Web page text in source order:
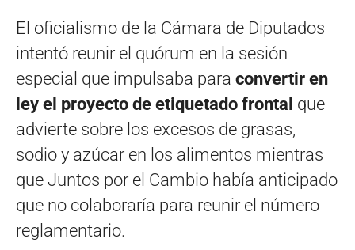
El oficialismo de la Cámara de Diputados
intentó reunir el quórum en la sesión
especial que impulsaba para convertir en
ley el proyecto de etiquetado frontal que
advierte sobre los excesos de grasas,
sodio y azúcar en los alimentos mientras
que Juntos por el Cambio había anticipado
que no colaboraría para reunir el número
reglamentario.